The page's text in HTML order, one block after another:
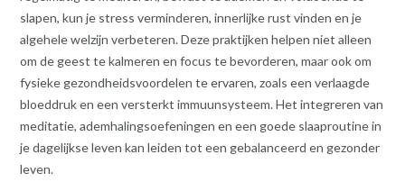
slapen, kun je stress verminderen, innerlijke rust vinden en je
algehele welzijn verbeteren. Deze praktijken helpen niet alleen
om de geest te kalmeren en focus te bevorderen, maar ook om
fysieke gezondheidsvoordelen te ervaren, zoals een verlaagde
bloeddruk en een versterkt immuunsysteem. Het integreren van
meditatie, ademhalingsoefeningen en een goede slaaproutine in
je dagelijkse leven kan leiden tot een gebalanceerd en gezonder
leven.